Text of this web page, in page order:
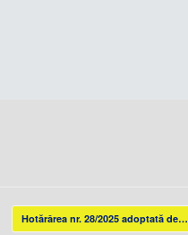
Hotărârea nr. 28/2025 adoptată de…